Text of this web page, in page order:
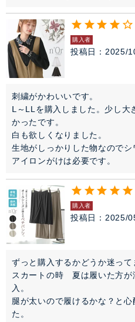
購入者
投稿日 2025/
刺繍がかわいいです。
Ⅼ～LLを購入しました。少し大
かったです。
白も欲しくなりました。
生地がしっかりした物なのでシ
アイロンがけは必要です。
購入者
投稿日 2025/
ずっと購入するかどうか迷っ
スカートの時　夏は履いた方
入。
腿が太いので履けるかな？と